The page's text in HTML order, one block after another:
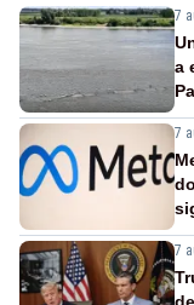
7
a
7
7